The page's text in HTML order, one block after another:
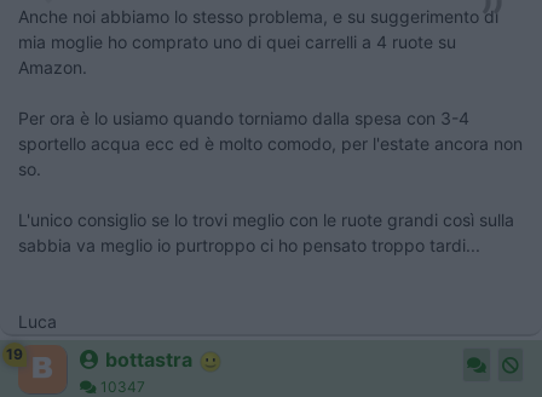
Anche noi abbiamo lo stesso problema, e su suggerimento di
mia moglie ho comprato uno di quei carrelli a 4 ruote su
Amazon.
Per ora è lo usiamo quando torniamo dalla spesa con 3-4
sportello acqua ecc ed è molto comodo, per l'estate ancora non
so.
L'unico consiglio se lo trovi meglio con le ruote grandi così sulla
sabbia va meglio io purtroppo ci ho pensato troppo tardi...
Luca
19 bottastra
10347